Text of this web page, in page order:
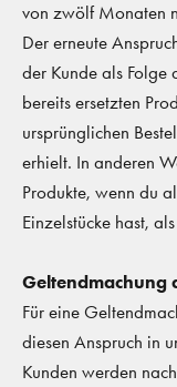
von zwölf Monaten
Der erneute
der Kunde als Folge
bereits ersetzten
ursprünglichen
erhielt. In anderen
Produkte, wenn du
Einzelstücke hast,
Geltendmachung
Für eine
diesen Anspruch in
Kunden werden